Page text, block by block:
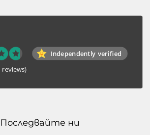
Independently verified
reviews)
Последвайте ни